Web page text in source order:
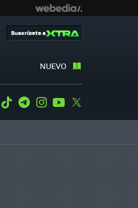
NUEVO
Suscríbete a
WhatsApp
Tiktok TelegramInstagramYoutube